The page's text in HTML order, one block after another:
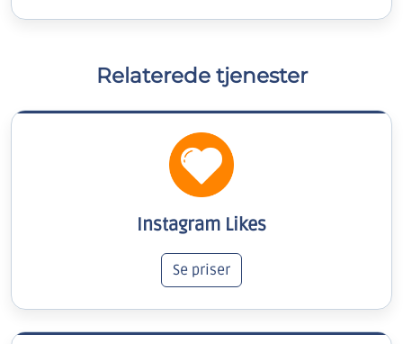
Relaterede tjenester
Instagram Likes
Se priser